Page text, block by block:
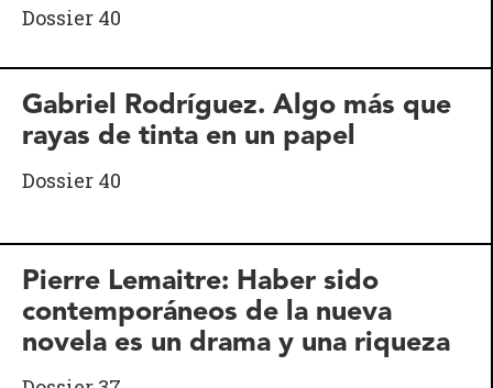
Dossier 40
Gabriel Rodríguez. Algo más que
rayas de tinta en un papel
Dossier 40
Pierre Lemaitre: Haber sido
contemporáneos de la nueva
novela es un drama y una riqueza